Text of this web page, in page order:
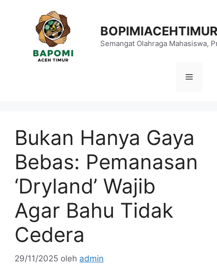
BOPIMIACEHTIMUR
Semangat Olahraga Mahasiswa,
Menu
Bukan Hanya Gaya
Bebas: Pemanasan
‘Dryland’ Wajib
Agar Bahu Tidak
Cedera
29/11/2025 oleh admin